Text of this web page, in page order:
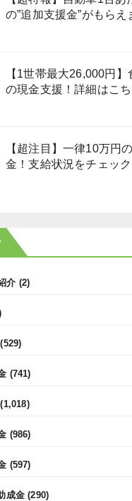
の”追加支援金”がもらえ
【1世帯最大26,000円
の現金支援！詳細はこち
【超注目】一律10万円
金！支給状況をチェック
介 (2)
(529)
(741)
(1,018)
(986)
(597)
成金 (290)